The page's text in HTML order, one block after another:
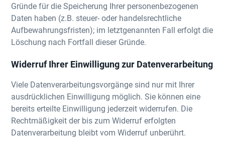
Gründe für die Speicherung Ihrer personenbezogenen
Daten haben (z.B. steuer- oder handelsrechtliche
Aufbewahrungsfristen); im letztgenannten Fall erfolgt die
Löschung nach Fortfall dieser Gründe.
Widerruf Ihrer Einwilligung zur Datenverarbeitung
Viele Datenverarbeitungsvorgänge sind nur mit Ihrer
ausdrücklichen Einwilligung möglich. Sie können eine
bereits erteilte Einwilligung jederzeit widerrufen. Die
Rechtmäßigkeit der bis zum Widerruf erfolgten
Datenverarbeitung bleibt vom Widerruf unberührt.